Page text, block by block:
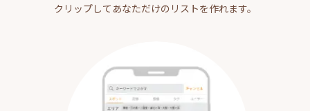
クリップしてあなただけのリストを作れます。